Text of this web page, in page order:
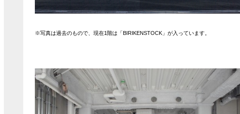
※写真は過去のもので、現在1階は「BIRIKENSTOCK」が入っています。